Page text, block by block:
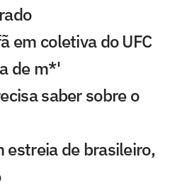
em coletiva do UFC
de m*'
saber sobre o
estreia de brasileiro,